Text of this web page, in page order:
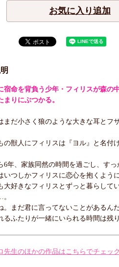
お気に入り追加
宿命を背負う少年・フィリスが森の
まりにぶつかる。
まだ小さく狼のような大きな耳とフ
の獣人にフィリスは『ヨル』と名付
6年、家族同然の時間を過ごし、す
いつしかフィリスに恋心を抱くよう
大好きなフィリスとずっと暮らして
。まだ君に言ってないことがある
るふたりが一緒にいられる時間は
先生のほかの作品はこちらでチェック